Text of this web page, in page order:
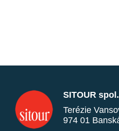
SITOUR
Terézie
974 01